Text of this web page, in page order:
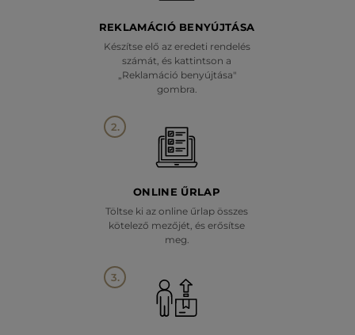
REKLAMÁCIÓ BENYÚJTÁSA
Készítse elő az eredeti rendelés
számát, és kattintson a
„Reklamáció benyújtása"
gombra.
2.
ONLINE ŰRLAP
Töltse ki az online űrlap összes
kötelező mezőjét, és erősítse
meg.
3.